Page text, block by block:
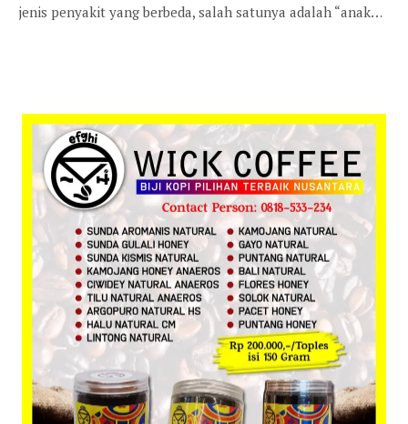
jenis penyakit yang berbeda, salah satunya adalah “anak…